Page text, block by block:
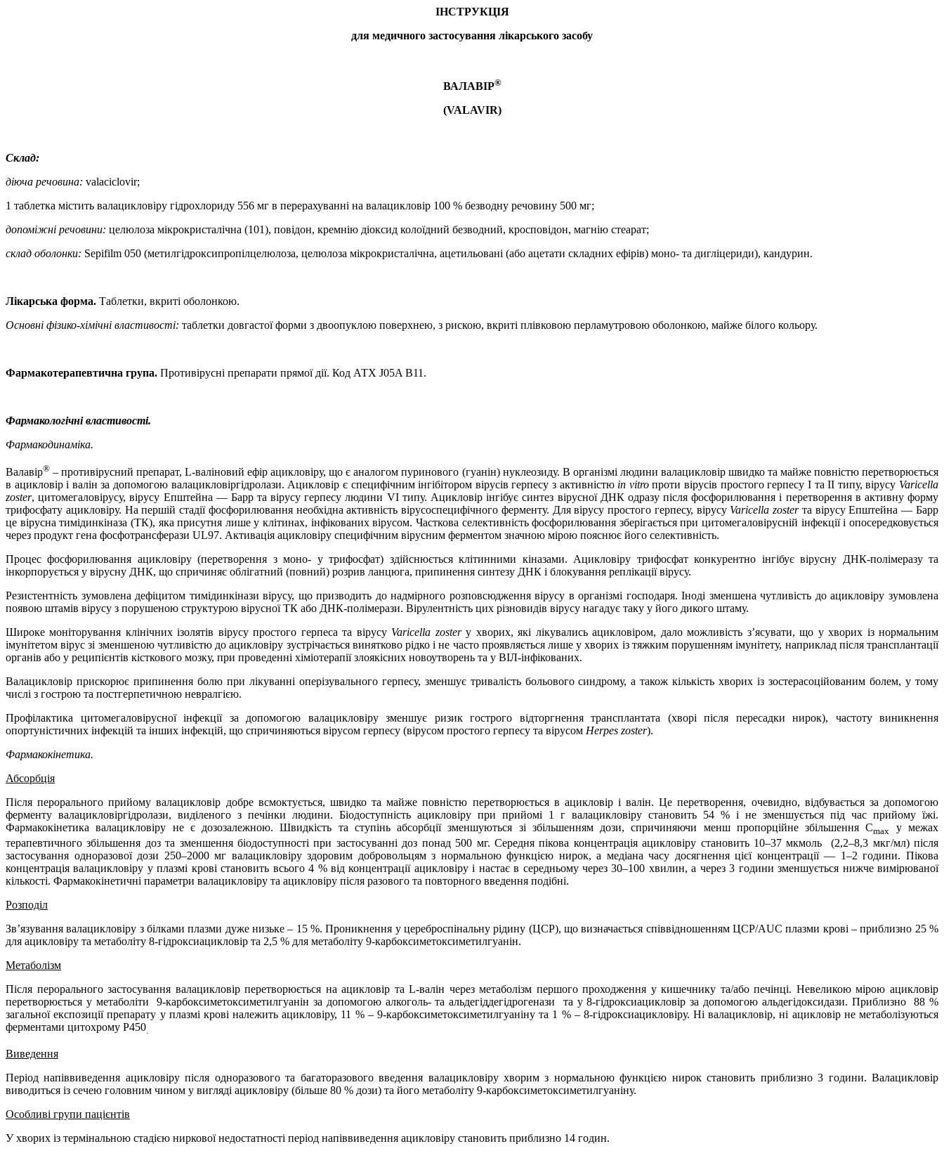
ІНСТРУКЦІЯ
для медичного застосування лікарського засобу
ВАЛАВІР®
(VALAVIR)
Склад:
діюча речовина: vаlасiclovir;
1 таблетка містить валацикловіру гідрохлориду 556 мг в перерахуванні на валацикловір 100 % безводну речовину 500 мг;
допоміжні речовини: целюлоза мікрокристалічна (101), повідон, кремнію діоксид колоїдний безводний, кросповідон, магнію стеарат;
склад оболонки: Sepifilm 050 (метилгідроксипропілцелюлоза, целюлоза мікрокристалічна, ацетильовані (або ацетати складних ефірів) моно- та дигліцериди), кандурин.
Лікарська форма. Таблетки, вкриті оболонкою.
Основні фізико-хімічні властивості: таблетки довгастої форми з двоопуклою поверхнею, з рискою, вкриті плівковою перламутровою оболонкою, майже білого кольору.
Фармакотерапевтична група. Противірусні препарати прямої дії. Код АТХ J05A B11.
Фармакологічні властивості.
Фармакодинаміка.
Валавір® – противірусний препарат, L-валіновий ефір ацикловіру, що є аналогом пуринового (гуанін) нуклеозиду. В організмі людини валацикловір швидко та майже повністю перетворюється
в ацикловір і валін за допомогою валацикловіргідролази. Ацикловір є специфічним інгібітором вірусів герпесу з активністю in vitroпроти вірусів простого герпесу І та ІІ типу, вірусу Varicella
zoster, цитомегаловірусу, вірусу Епштейна — Барр та вірусу герпесу людини VІ типу. Ацикловір інгібує синтез вірусної ДНК одразу після фосфорилювання і перетворення в активну форму
трифосфату ацикловіру. На першій стадії фосфорилювання необхідна активність вірусоспецифічного ферменту. Для вірусу простого герпесу, вірусу Varicella zosterта вірусу Епштейна — Барр
це вірусна тимідинкіназа (ТК), яка присутня лише у клітинах, інфікованих вірусом. Часткова селективність фосфорилювання зберігається при цитомегаловірусній інфекції і опосередковується
через продукт гена фосфотрансферази UL97. Активація ацикловіру специфічним вірусним ферментом значною мірою пояснює його селективність.
Процес фосфорилювання ацикловіру (перетворення з моно- у трифосфат) здійснюється клітинними кіназами. Ацикловіру трифосфат конкурентно інгібує вірусну ДНК-полімеразу та
інкорпорується у вірусну ДНК, що спричиняє облігатний (повний) розрив ланцюга, припинення синтезу ДНК і блокування реплікації вірусу.
Резистентність зумовлена дефіцитом тимідинкінази вірусу, що призводить до надмірного розповсюдження вірусу в організмі господаря. Іноді зменшена чутливість до ацикловіру зумовлена
появою штамів вірусу з порушеною структурою вірусної ТК або ДНК-полімерази. Вірулентність цих різновидів вірусу нагадує таку у його дикого штаму.
Широке моніторування клінічних ізолятів вірусу простого герпеса та вірусу Varicella zosterу хворих, які лікувались ацикловіром, дало можливість з’ясувати, що у хворих із нормальним
імунітетом вірус зі зменшеною чутливістю до ацикловіру зустрічається винятково рідко і не часто проявляється лише у хворих із тяжким порушенням імунітету, наприклад після трансплантації
органів або у реципієнтів кісткового мозку, при проведенні хіміотерапії злоякісних новоутворень та у ВІЛ-інфікованих.
Валацикловір прискорює припинення болю при лікуванні оперізувального герпесу, зменшує тривалість больового синдрому, а також кількість хворих із зостерасоційованим болем, у тому
числі з гострою та постгерпетичною невралгією.
Профілактика цитомегаловірусної інфекції за допомогою валацикловіру зменшує ризик гострого відторгнення трансплантата (хворі після пересадки нирок), частоту виникнення
опортуністичних інфекцій та інших інфекцій, що спричиняються вірусом герпесу (вірусом простого герпесу та вірусом Herpes zoster).
Фармакокінетика.
Абсорбція
Після перорального прийому валацикловір добре всмоктується, швидко та майже повністю перетворюється в ацикловір і валін. Це перетворення, очевидно, відбувається за допомогою
ферменту валацикловіргідролази, виділеного з печінки людини. Біодоступність ацикловіру при прийомі 1 г валацикловіру становить 54 % і не зменшується під час прийому їжі.
Фармакокінетика валацикловіру не є дозозалежною. Швидкість та ступінь абсорбції зменшуються зі збільшенням дози, спричиняючи менш пропорційне збільшення Сmax
у межах
терапевтичного збільшення доз та зменшення біодоступності при застосуванні доз понад 500 мг. Середня пікова концентрація ацикловіру становить 10–37 мкмоль
(2,2–8,3 мкг/мл) після
застосування одноразової дози 250–2000 мг валацикловіру здоровим добровольцям з нормальною функцією нирок, а медіана часу досягнення цієї концентрації — 1–2 години. Пікова
концентрація валацикловіру у плазмі крові становить всього 4 % від концентрації ацикловіру і настає в середньому через 30–100 хвилин, а через 3 години зменшується нижче вимірюваної
кількості. Фармакокінетичні параметри валацикловіру та ацикловіру після разового та повторного введення подібні.
Розподіл
Зв’язування валацикловіру з білками плазми дуже низьке – 15 %. Проникнення у цереброспінальну рідину (ЦСР), що визначається співвідношенням ЦСР/AUC плазми крові – приблизно 25 %
для ацикловіру та метаболіту 8-гідроксиацикловір та 2,5 % для метаболіту 9‑карбоксиметоксиметилгуанін.
Метаболізм
Після перорального застосування валацикловір перетворюється на ацикловір та L-валін через метаболізм першого проходження у кишечнику та/або печінці. Невеликою мірою ацикловір
перетворюється у метаболіти
9-карбоксиметоксиметилгуанін за допомогою алкоголь- та альдегіддегідрогенази та у 8-гідроксиацикловір за допомогою альдегідоксидази. Приблизно
88 %
загальної експозиції препарату у плазмі крові належить ацикловіру, 11 % – 9‑карбоксиметоксиметилгуаніну та 1 % – 8-гідроксиацикловіру. Ні валацикловір, ні ацикловір не метаболізуються
ферментами цитохрому Р450.
Виведення
Період напіввиведення ацикловіру після одноразового та багаторазового введення валацикловіру хворим з нормальною функцією нирок становить приблизно 3 години. Валацикловір
виводиться із сечею головним чином у вигляді ацикловіру (більше 80 % дози) та його метаболіту 9-карбоксиметоксиметилгуаніну.
Особливі групи пацієнтів
У хворих із термінальною стадією ниркової недостатності період напіввиведення ацикловіру становить приблизно 14 годин.